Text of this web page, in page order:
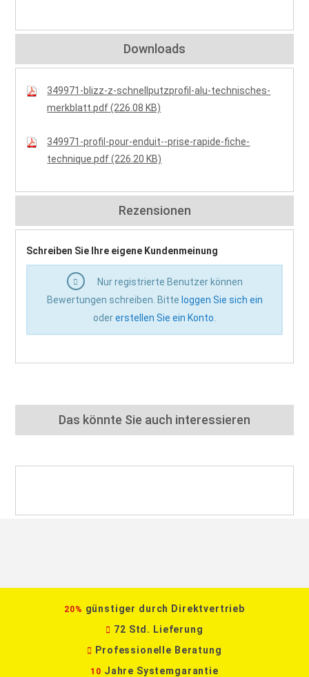
Downloads
349971-blizz-z-schnellputzprofil-alu-technisches-
merkblatt.pdf (226.08 KB)
349971-profil-pour-enduit--prise-rapide-fiche-
technique.pdf (226.20 KB)
Rezensionen
Schreiben Sie Ihre eigene Kundenmeinung
Nur registrierte Benutzer können
Bewertungen schreiben. Bitte loggen Sie sich ein
odererstellen Sie ein Konto.
Das könnte Sie auch interessieren
20% günstiger durch Direktvertrieb
72 Std. Lieferung
Professionelle Beratung
10 Jahre Systemgarantie